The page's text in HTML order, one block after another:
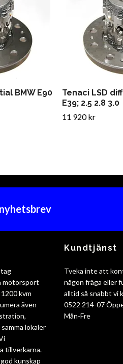
BMW E90
Tenaci LSD
E39; 2.5 2.8 3.0
11 920 kr
motorsport
kvm
även
lokaler
tillverkarna.
kunskap
Kundtjänst
Tveka inte att
någon fråga eller
alltid så snabbt vi
0522 214-07
Mån-Fre